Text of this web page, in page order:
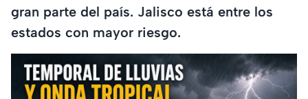
gran parte del país. Jalisco está entre los
estados con mayor riesgo.